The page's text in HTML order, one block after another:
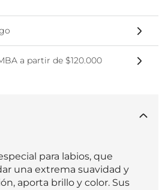
a partir de $120.000
para labios, que
una extrema suavidad y
aporta brillo y color. Sus